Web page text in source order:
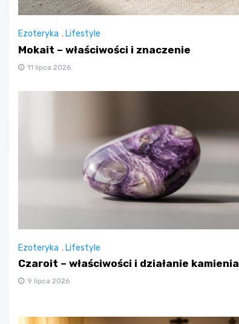
Ezoteryka ,Lifestyle
Mokait – właściwości i znaczenie
11 lipca 2026
Ezoteryka , Lifestyle
Czaroit – właściwości i działanie kamienia
9 lipca 2026